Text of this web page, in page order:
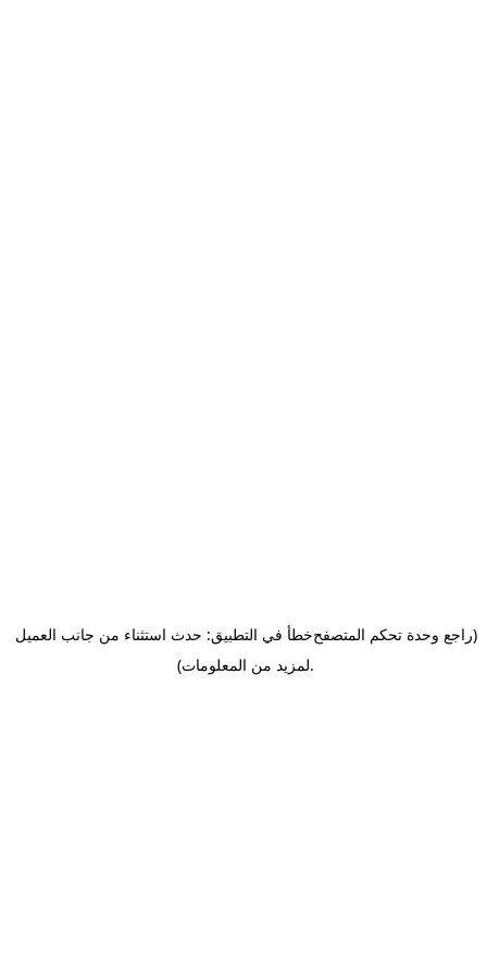
خطأ في التطبيق: حدث استثناء من جانب العميل(راجع وحدة تحكم المتصفح
لمزيد من المعلومات).